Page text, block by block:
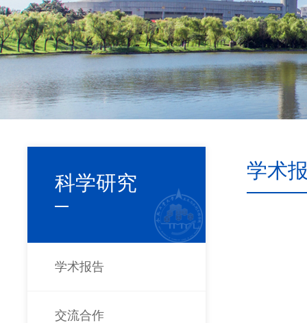
科学研究
学术报告
交流合作
学术